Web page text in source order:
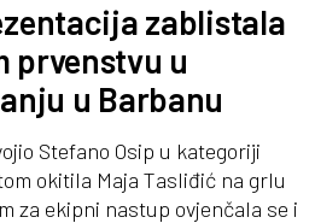
zablistala
prvenstvu u
u Barbanu
Stefano Osip u kategoriji
okitila Maja Tasliđić na grlu
za ekipni nastup ovjenčala se i